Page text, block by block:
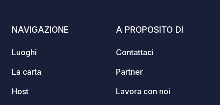
NAVIGAZIONE
Luoghi
La carta
Host
A PROPOSITO DI
Contattaci
Partner
Lavora con noi